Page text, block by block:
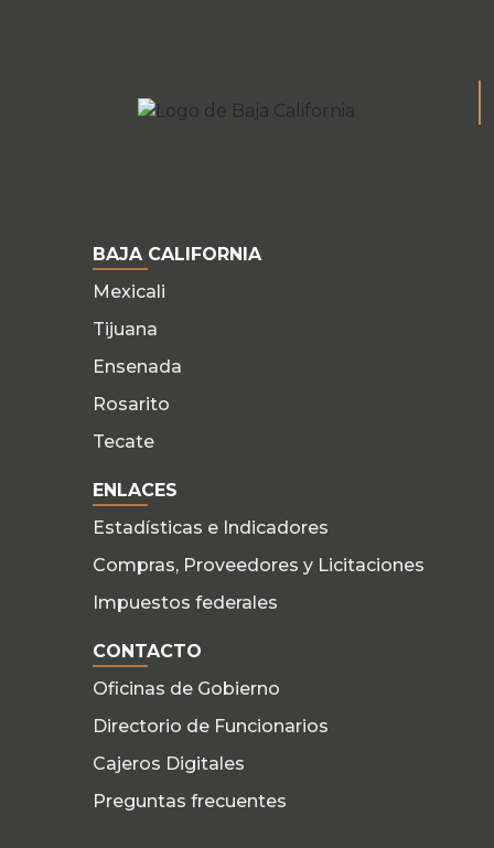
BAJA CALIFORNIA
Mexicali
Tijuana
Ensenada
Rosarito
Tecate
ENLACES
Estadísticas e Indicadores
Compras, Proveedores y Licitaciones
Impuestos federales
CONTACTO
Oficinas de Gobierno
Directorio de Funcionarios
Cajeros Digitales
Preguntas frecuentes